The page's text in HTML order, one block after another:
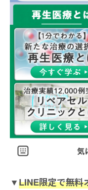
▼LINE限定で無料